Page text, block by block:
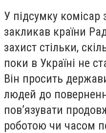
У підсумку
закликав країни
захист стільки,
поки в Україні не
Він просить
людей до
пов’язувати
роботою чи часом